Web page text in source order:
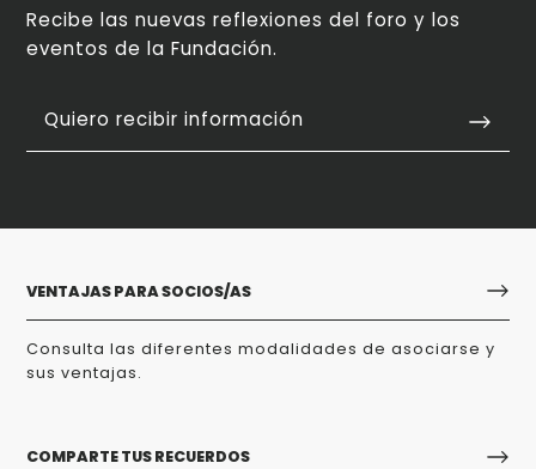
Recibe las nuevas reflexiones del foro y los
eventos de la Fundación.
Quiero recibir información
VENTAJAS PARA SOCIOS/AS
Consulta las diferentes modalidades de asociarse y
sus ventajas.
COMPARTE TUS RECUERDOS